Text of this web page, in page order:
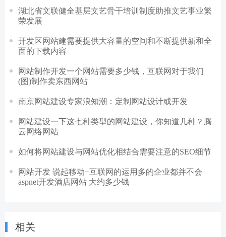
湖北省文联健全基层文艺骨干培训制度助推文艺事业繁
荣发展
开发区网站建需要提供大容量的空间和不断提供新和全
面的下载内容
网站制作开发一个网站需要多少钱，互联网对于我们
(图)制作卖东西网站
南京网站建设专家浪知潮：定制网站设计或开发
网站建设一下这七种类型的网站建设，你知道几种？腾
云网络网站
如何将网站建设与网站优化相结合需要注意的SEO细节
网站开发 说起移动+互联网的运用多的企业都并不会
aspnet开发酒店网站 大约多少钱
相关